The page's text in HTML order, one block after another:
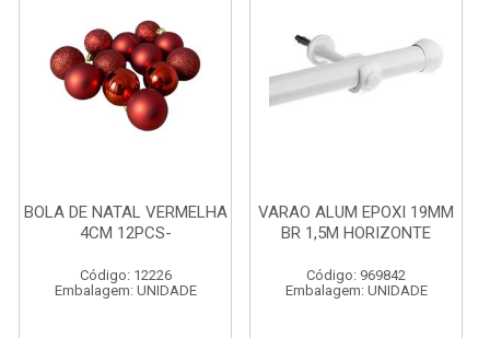
BOLA DE NATAL VERMELHA
4CM 12PCS-
Código: 12226
Embalagem: UNIDADE
VARAO ALUM EPOXI 19MM
BR 1,5M HORIZONTE
Código: 969842
Embalagem: UNIDADE